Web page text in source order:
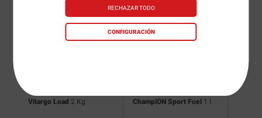
RECHAZAR TODO
CONFIGURACIÓN
Vitargo Load 2 Kg ChampiON Sport Fuel 1 l.